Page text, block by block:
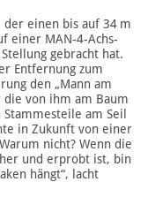
der einen bis auf 34 m
einer MAN-4-Achs-
gebracht hat.
Entfernung zum
den „Mann am
die von ihm am Baum
am Seil
in Zukunft von einer
nicht? Wenn die
und erprobt ist, bin
hängt“, lacht